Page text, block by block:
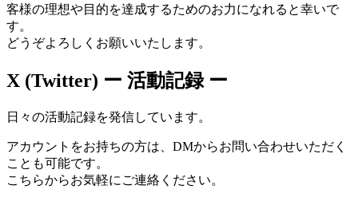
客様の理想や目的を達成するためのお力になれると幸いで
す。
どうぞよろしくお願いいたします。
X (Twitter) ー 活動記録 ー
日々の活動記録を発信しています。
アカウントをお持ちの方は、DMからお問い合わせいただく
ことも可能です。
こちらからお気軽にご連絡ください。